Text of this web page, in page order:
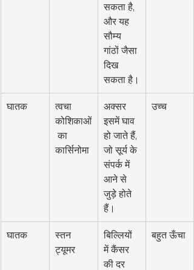
सकता है,
और यह
सौम्य
गांठों जैसा
दिख
सकता है।
घातक
त्वचा
कोशिकाओं
का
कार्सिनोमा
अक्सर
इसमें घाव
हो जाते हैं,
जो सूर्य के
संपर्क में
आने से
जुड़े होते
हैं।
उच्च
घातक
स्तन
ट्यूमर
बिल्लियों
में कैंसर
की दर
बहुत ऊँचा